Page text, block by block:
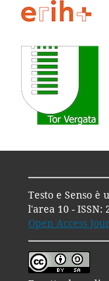
Testo e Senso è
l'area 10 - ISSN:
Open Access